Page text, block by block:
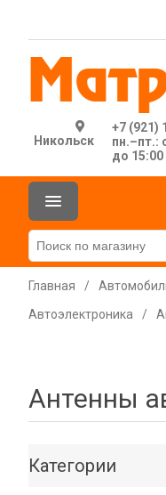
Никольск
+7 (921)
пн.–пт.:
до 15:00
Главная /
Автоэлектроника
/
Антенны
Категории